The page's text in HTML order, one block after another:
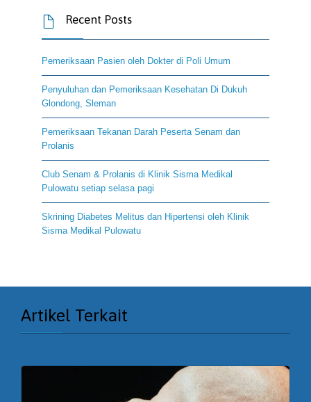
 Recent Posts
Pemeriksaan Pasien oleh Dokter di Poli Umum
Penyuluhan dan Pemeriksaan Kesehatan Di Dukuh
Glondong, Sleman
Pemeriksaan Tekanan Darah Peserta Senam dan
Prolanis
Club Senam & Prolanis di Klinik Sisma Medikal
Pulowatu setiap selasa pagi
Skrining Diabetes Melitus dan Hipertensi oleh Klinik
Sisma Medikal Pulowatu
Artikel Terkait